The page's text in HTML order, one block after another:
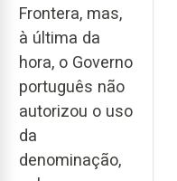
Frontera, mas,
à última da
hora, o Governo
português não
autorizou o uso
da
denominação,